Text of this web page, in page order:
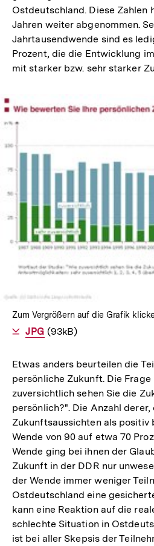
Ostdeutschland. Diese Zahlen
Jahren weiter abgenommen.
Jahrtausendwende sind es
Prozent, die die Entwicklung
mit starker bzw. sehr starker
Zum Vergrößern auf die Grafik
Als
JPG herunterladen
(93kB)
Etwas anders beurteilen die
persönliche Zukunft. Die
zuversichtlich sehen Sie die
persönlich?". Die Anzahl
Zukunftsaussichten als positiv
Wende von 90 auf etwa 70
Wende ging bei ihnen der
Zukunft in der DDR nur
der Wende immer weniger
Ostdeutschland eine
kann eine Reaktion auf die
schlechte Situation in
ist bei aller Skepsis der